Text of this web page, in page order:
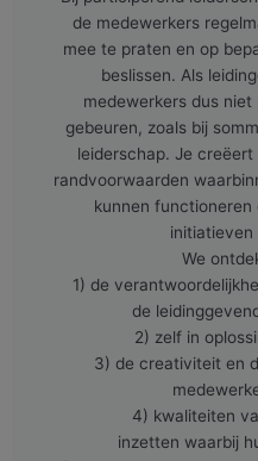
de medewerkers
mee te praten en op
beslissen. Als
medewerkers dus
gebeuren, zoals bij
leiderschap. Je
randvoorwaarden
kunnen
initiatieven
We
1) de
de
2) zelf in
3) de creativiteit en
4) kwaliteiten
inzetten waarbij